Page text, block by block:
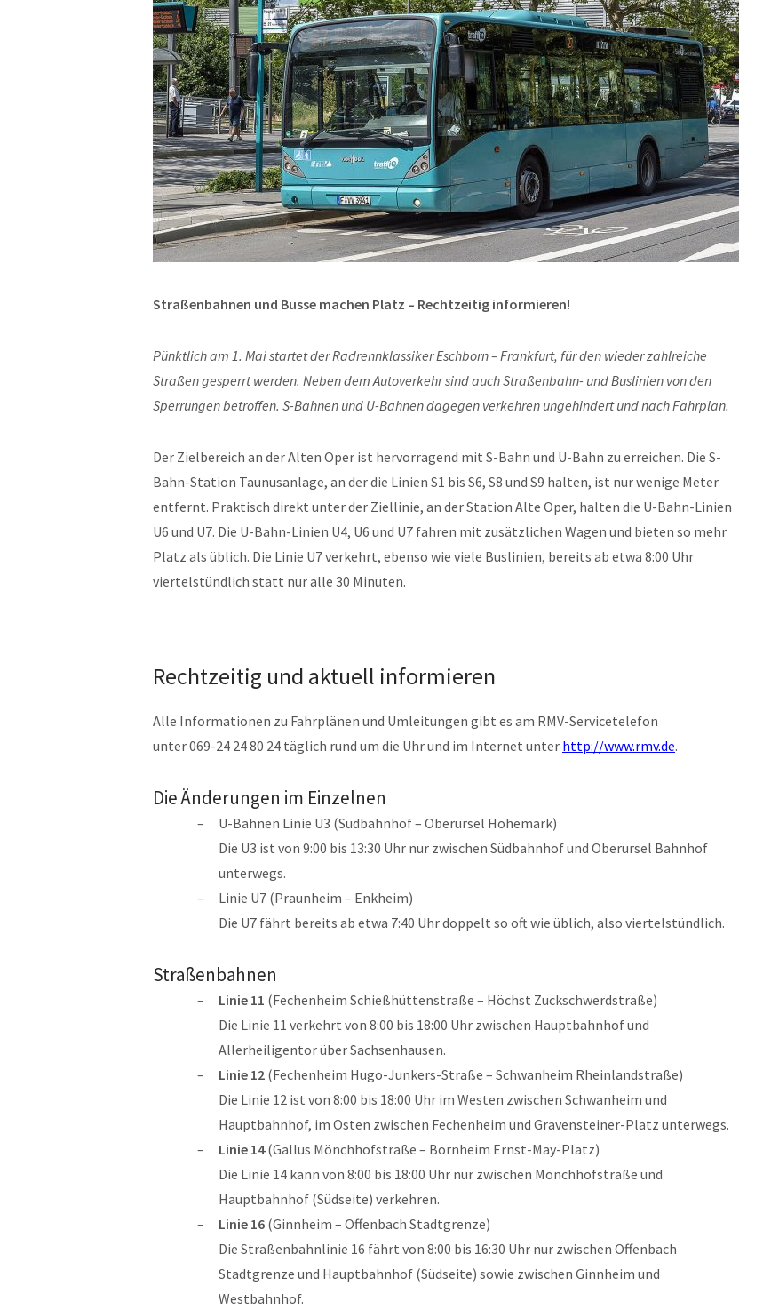
Straßenbahnen und Busse machen Platz – Rechtzeitig informieren!
Pünktlich am 1. Mai startet der Radrennklassiker Eschborn – Frankfurt, für den wieder zahlreiche
Straßen gesperrt werden. Neben dem Autoverkehr sind auch Straßenbahn- und Buslinien von den
Sperrungen betroffen. S-Bahnen und U-Bahnen dagegen verkehren ungehindert und nach Fahrplan.
Der Zielbereich an der Alten Oper ist hervorragend mit S-Bahn und U-Bahn zu erreichen. Die S-
Bahn-Station Taunusanlage, an der die Linien S1 bis S6, S8 und S9 halten, ist nur wenige Meter
entfernt. Praktisch direkt unter der Ziellinie, an der Station Alte Oper, halten die U-Bahn-Linien
U6 und U7. Die U-Bahn-Linien U4, U6 und U7 fahren mit zusätzlichen Wagen und bieten so mehr
Platz als üblich. Die Linie U7 verkehrt, ebenso wie viele Buslinien, bereits ab etwa 8:00 Uhr
viertelstündlich statt nur alle 30 Minuten.
Rechtzeitig und aktuell informieren
Alle Informationen zu Fahrplänen und Umleitungen gibt es am RMV-Servicetelefon
unter 069-24 24 80 24 täglich rund um die Uhr und im Internet unter http://www.rmv.de.
Die Änderungen im Einzelnen
U-Bahnen Linie U3 (Südbahnhof – Oberursel Hohemark)
Die U3 ist von 9:00 bis 13:30 Uhr nur zwischen Südbahnhof und Oberursel Bahnhof
unterwegs.
Linie U7 (Praunheim – Enkheim)
Die U7 fährt bereits ab etwa 7:40 Uhr doppelt so oft wie üblich, also viertelstündlich.
Straßenbahnen
Linie 11 (Fechenheim Schießhüttenstraße – Höchst Zuckschwerdstraße)
Die Linie 11 verkehrt von 8:00 bis 18:00 Uhr zwischen Hauptbahnhof und
Allerheiligentor über Sachsenhausen.
Linie 12 (Fechenheim Hugo-Junkers-Straße – Schwanheim Rheinlandstraße)
Die Linie 12 ist von 8:00 bis 18:00 Uhr im Westen zwischen Schwanheim und
Hauptbahnhof, im Osten zwischen Fechenheim und Gravensteiner-Platz unterwegs.
Linie 14(Gallus Mönchhofstraße – Bornheim Ernst-May-Platz)
Die Linie 14 kann von 8:00 bis 18:00 Uhr nur zwischen Mönchhofstraße und
Hauptbahnhof (Südseite) verkehren.
Linie 16 (Ginnheim – Offenbach Stadtgrenze)
Die Straßenbahnlinie 16 fährt von 8:00 bis 16:30 Uhr nur zwischen Offenbach
Stadtgrenze und Hauptbahnhof (Südseite) sowie zwischen Ginnheim und
Westbahnhof.